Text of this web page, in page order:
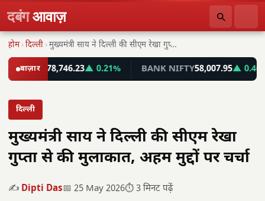
दबंगआवाज़
होम ›दिल्ली › मुख्यमंत्री साय ने दिल्ली की सीएम रेखा गुप्ता…
बाज़ार
78,746.23▲ 0.21% BANK NIFTY58,007.95▲ 0.46%
दिल्ली
मुख्यमंत्री साय ने दिल्ली की सीएम रेखा
गुप्ता से की मुलाकात, अहम मुद्दों पर चर्चा
✍️ Dipti Das📅 25 May 2026⏱️ 3 मिनट पढ़ें